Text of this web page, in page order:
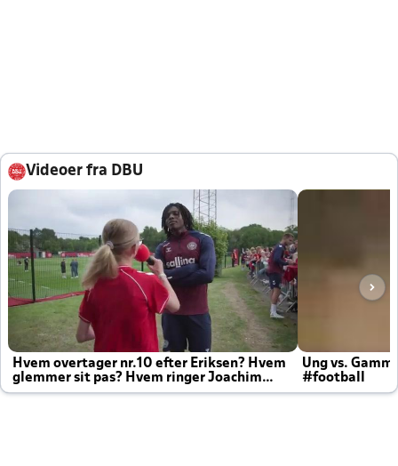
Videoer fra DBU
Hvem overtager nr.10 efter Eriksen? Hvem
glemmer sit pas? Hvem ringer Joachim
altid til efter kampe?
Ung vs.
#football